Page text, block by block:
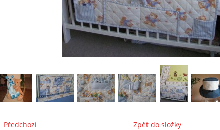
Předchozí Zpět do složky